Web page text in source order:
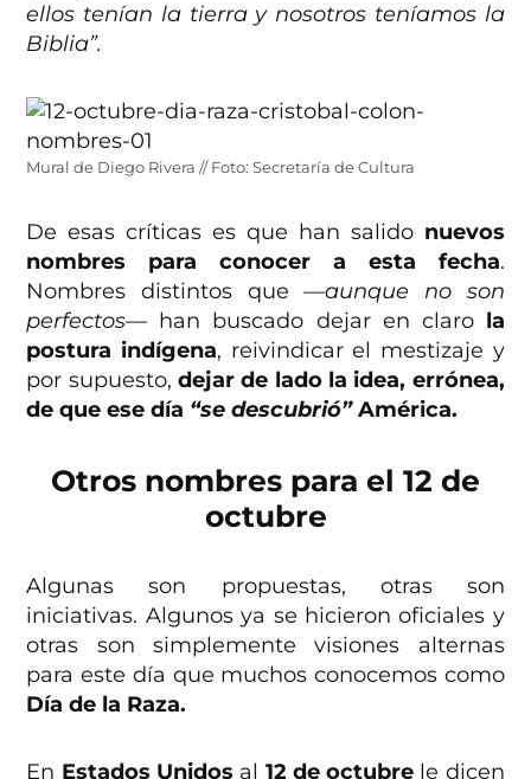
ellos tenían la tierra y nosotros teníamos la
Biblia”.
Mural de Diego Rivera // Foto: Secretaría de Cultura
De esas críticas es que han salido nuevos
nombres para conocer a esta fecha.
Nombres distintos que—aunque no son
perfectos— han buscado dejar en claro la
postura indígena, reivindicar el mestizaje y
por supuesto, dejar de lado la idea, errónea,
de que ese día “se descubrió”América.
Otros nombres para el 12 de
octubre
Algunas son propuestas, otras son
iniciativas. Algunos ya se hicieron oficiales y
otras son simplemente visiones alternas
para este día que muchos conocemos como
Día de la Raza.
En Estados Unidos al 12 de octubre le dicen